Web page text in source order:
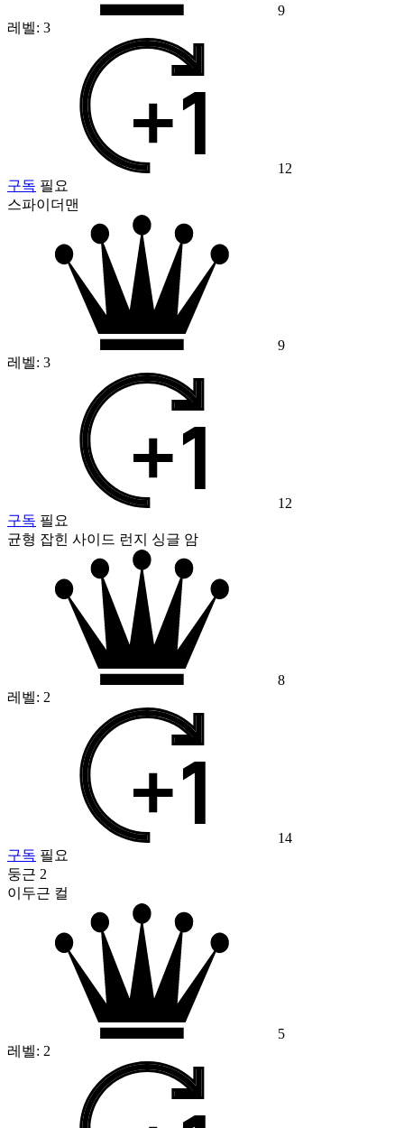
9
레벨: 3
12
구독 필요
스파이더맨
9
레벨: 3
12
구독 필요
균형 잡힌 사이드 런지 싱글 암
8
레벨: 2
14
구독 필요
둥근 2
이두근 컬
5
레벨: 2